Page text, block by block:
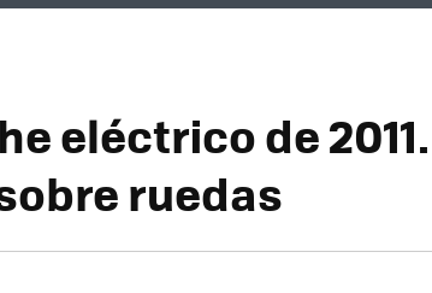
eléctrico de 2011.
ruedas